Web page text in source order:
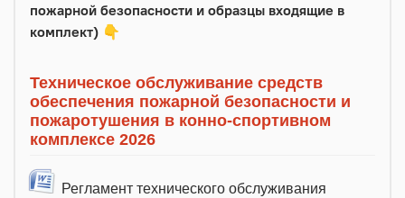
пожарной безопасности и образцы входящие в
комплект) 👇
Техническое обслуживание средств
обеспечения пожарной безопасности и
пожаротушения в конно-спортивном
комплексе 2026
Регламент технического обслуживания